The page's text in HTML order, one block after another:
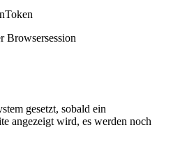
Browsersession
gesetzt, sobald ein
angezeigt wird, es werden noch